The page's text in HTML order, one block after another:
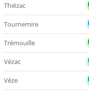
Thiézac
Tournemire
Trémouille
Vézac
Véze